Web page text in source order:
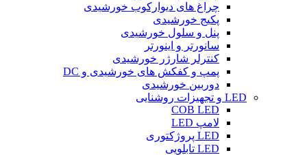
چراغ های دیوارکوب خورشیدی
پکیج خورشیدی
پنل و سلول خورشیدی
سانورتر و اینورتر
کنترلر شارژر خورشیدی
پمپ و کفکش های خورشیدی و DC
دوربین خورشیدی
LED و تجهیزات روشنایی
COB LED
لامپ LED
LED پروژکتوری
LED تابلویی